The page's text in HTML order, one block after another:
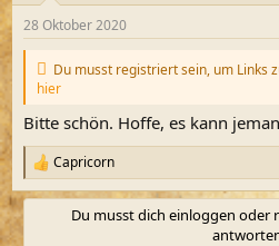
l
e
l
t
m
28 Oktober 2020
Du musst registriert sein, um Links
hier
Bitte schön. Hoffe, es kann
R
e
a
Capricorn
Du musst dich einloggen oder